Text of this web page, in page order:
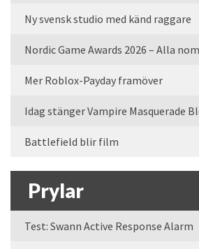
Ny svensk studio med känd raggare
Nordic Game Awards 2026 – Alla
Mer Roblox-Payday framöver
Idag stänger Vampire Masquerade
Battlefield blir film
Prylar
Test: Swann Active Response Alarm